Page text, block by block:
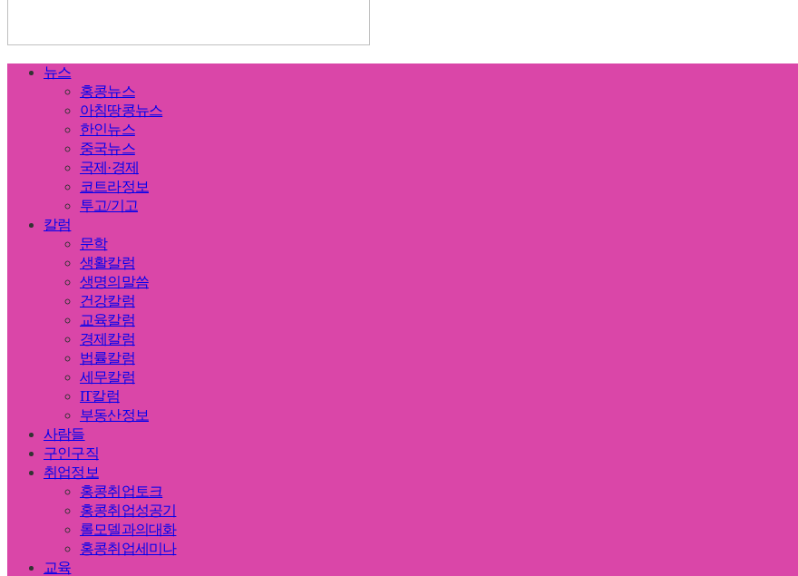
뉴스
홍콩뉴스
아침땅콩뉴스
한인뉴스
중국뉴스
국제·경제
코트라정보
투고/기고
칼럼
문학
생활칼럼
생명의말씀
건강칼럼
교육칼럼
경제칼럼
법률칼럼
세무칼럼
IT칼럼
부동산정보
사람들
구인구직
취업정보
홍콩취업토크
홍콩취업성공기
롤모델과의대화
홍콩취업세미나
교육